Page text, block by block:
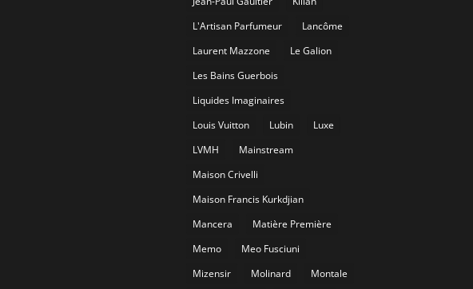
L'Artisan Parfumeur
Lancôme
Laurent Mazzone
Le Galion
Les Bains Guerbois
Liquides Imaginaires
Louis Vuitton
Lubin
Luxe
LVMH
Mainstream
Maison Crivelli
Maison Francis Kurkdjian
Mancera
Matière Première
Memo
Meo Fusciuni
Mizensir
Molinard
Montale